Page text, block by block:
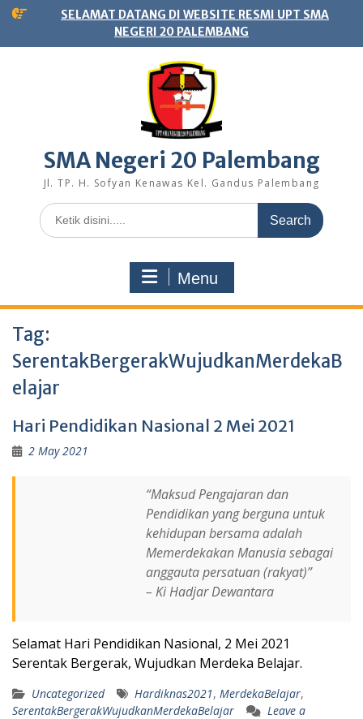
Skip
SELAMAT DATANG DI WEBSITE RESMI UPT SMA
NEGERI 20 PALEMBANG
SMA Negeri 20 Palembang
Jl. TP. H. Sofyan Kenawas Kel. Gandus Palembang
Search
for:
Menu
Tag:
SerentakBergerakWujudkanMerdekaB
elajar
Hari Pendidikan Nasional 2 Mei 2021
2 May 2021
“Maksud Pengajaran dan
Pendidikan yang berguna untuk
kehidupan bersama adalah
Memerdekakan Manusia sebagai
anggauta persatuan (rakyat)”
– Ki Hadjar Dewantara
Selamat Hari Pendidikan Nasional, 2 Mei 2021
Serentak Bergerak, Wujudkan Merdeka Belajar.
Uncategorized Hardiknas2021, MerdekaBelajar,
SerentakBergerakWujudkanMerdekaBelajar
Leave a